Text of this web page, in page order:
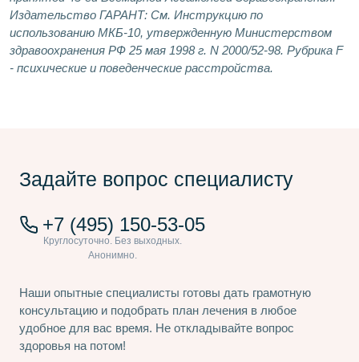
Издательство ГАРАНТ: См. Инструкцию по
использованию МКБ-10, утвержденную Министерством
здравоохранения РФ 25 мая 1998 г. N 2000/52-98. Рубрика F
- психические и поведенческие расстройства.
Задайте вопрос специалисту
+7 (495) 150-53-05
Наши опытные специалисты готовы дать грамотную
консультацию и подобрать план лечения в любое
удобное для вас время. Не откладывайте вопрос
здоровья на потом!